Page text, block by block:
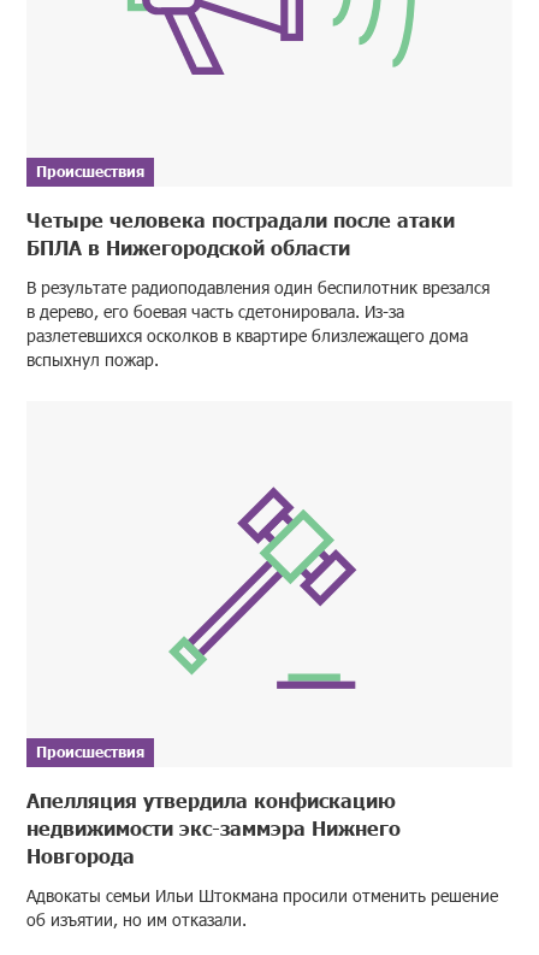
Происшествия
Четыре человека пострадали после атаки
БПЛА в Нижегородской области
В результате радиоподавления один беспилотник врезался
в дерево, его боевая часть сдетонировала. Из-за
разлетевшихся осколков в квартире близлежащего дома
вспыхнул пожар.
Происшествия
Апелляция утвердила конфискацию
недвижимости экс-заммэра Нижнего
Новгорода
Адвокаты семьи Ильи Штокмана просили отменить решение
об изъятии, но им отказали.